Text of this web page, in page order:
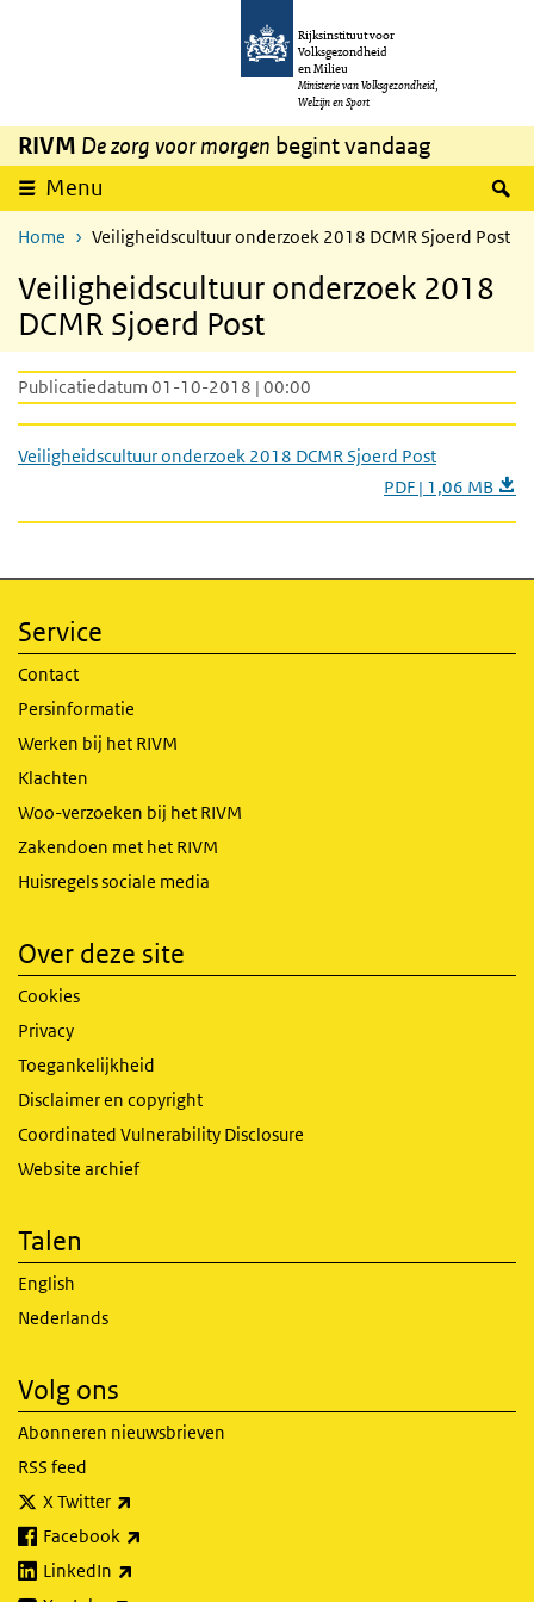
Overslaan en naar de inhoud gaan
Rijksinstituut voor
Volksgezondheid
en Milieu
Ministerie van Volksgezondheid,
Welzijn en Sport
RIVM De zorg voor morgen begint vandaag
Menu
Home Veiligheidscultuur onderzoek 2018 DCMR Sjoerd Post
Veiligheidscultuur onderzoek 2018
DCMR Sjoerd Post
Publicatiedatum 01-10-2018 | 00:00
Veiligheidscultuur onderzoek 2018 DCMR Sjoerd Post
PDF | 1,06 MB
Service
Contact
Persinformatie
Werken bij het RIVM
Klachten
Woo-verzoeken bij het RIVM
Zakendoen met het RIVM
Huisregels sociale media
Over deze site
Cookies
Privacy
Toegankelijkheid
Disclaimer en copyright
Coordinated Vulnerability Disclosure
Website archief
Talen
English
Nederlands
Volg ons
Abonneren nieuwsbrieven
RSS feed
X Twitter
Facebook
LinkedIn